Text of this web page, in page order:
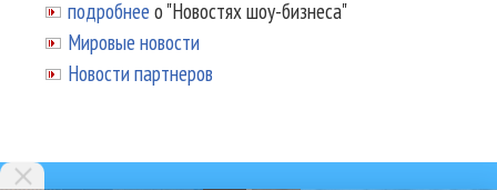
подробнее о "Новостях шоу-бизнеса"
Мировые новости
Новости партнеров